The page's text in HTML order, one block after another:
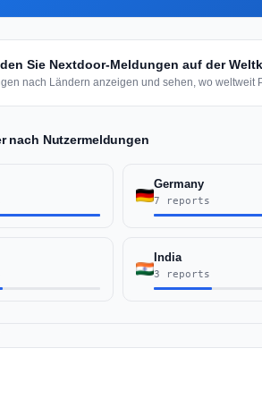
Sie Nextdoor-Meldungen auf der
nach Ländern anzeigen und sehen, wo
nach Nutzermeldungen
Germany
7 reports
India
3 reports